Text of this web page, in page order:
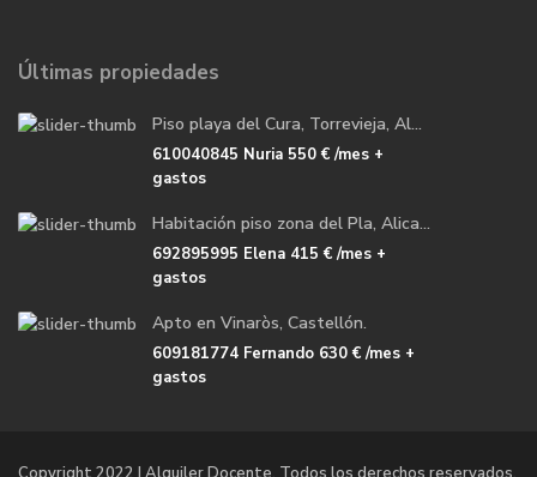
Últimas propiedades
Piso playa del Cura, Torrevieja, Al...
610040845 Nuria 550 €/mes +
gastos
Habitación piso zona del Pla, Alica...
692895995 Elena 415 €/mes +
gastos
Apto en Vinaròs, Castellón.
609181774 Fernando 630 €/mes +
gastos